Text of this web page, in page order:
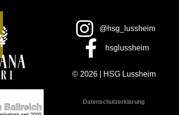
@hsg_lussheim
hsglussheim
© 2026 | HSG Lussheim
Datenschutzerklärung